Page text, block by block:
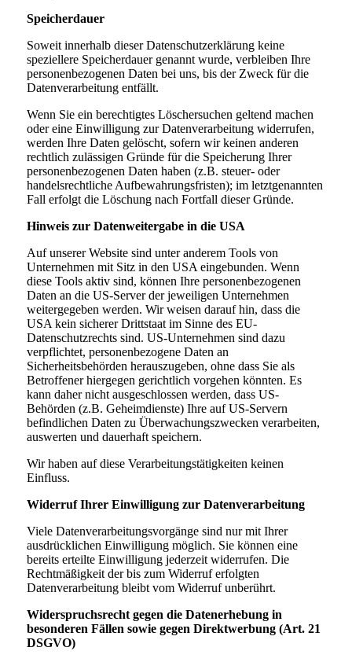
Speicherdauer
Soweit innerhalb dieser Datenschutzerklärung keine
speziellere Speicherdauer genannt wurde, verbleiben Ihre
personenbezogenen Daten bei uns, bis der Zweck für die
Datenverarbeitung entfällt.
Wenn Sie ein berechtigtes Löschersuchen geltend machen
oder eine Einwilligung zur Datenverarbeitung widerrufen,
werden Ihre Daten gelöscht, sofern wir keinen anderen
rechtlich zulässigen Gründe für die Speicherung Ihrer
personenbezogenen Daten haben (z.B. steuer- oder
handelsrechtliche Aufbewahrungsfristen); im letztgenannten
Fall erfolgt die Löschung nach Fortfall dieser Gründe.
Hinweis zur Datenweitergabe in die USA
Auf unserer Website sind unter anderem Tools von
Unternehmen mit Sitz in den USA eingebunden. Wenn
diese Tools aktiv sind, können Ihre personenbezogenen
Daten an die US-Server der jeweiligen Unternehmen
weitergegeben werden. Wir weisen darauf hin, dass die
USA kein sicherer Drittstaat im Sinne des EU-
Datenschutzrechts sind. US-Unternehmen sind dazu
verpflichtet, personenbezogene Daten an
Sicherheitsbehörden herauszugeben, ohne dass Sie als
Betroffener hiergegen gerichtlich vorgehen könnten. Es
kann daher nicht ausgeschlossen werden, dass US-
Behörden (z.B. Geheimdienste) Ihre auf US-Servern
befindlichen Daten zu Überwachungszwecken verarbeiten,
auswerten und dauerhaft speichern.
Wir haben auf diese Verarbeitungstätigkeiten keinen
Einfluss.
Widerruf Ihrer Einwilligung zur Datenverarbeitung
Viele Datenverarbeitungsvorgänge sind nur mit Ihrer
ausdrücklichen Einwilligung möglich. Sie können eine
bereits erteilte Einwilligung jederzeit widerrufen. Die
Rechtmäßigkeit der bis zum Widerruf erfolgten
Datenverarbeitung bleibt vom Widerruf unberührt.
Widerspruchsrecht gegen die Datenerhebung in
besonderen Fällen sowie gegen Direktwerbung (Art. 21
DSGVO)